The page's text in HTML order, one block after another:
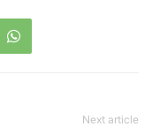
Next article